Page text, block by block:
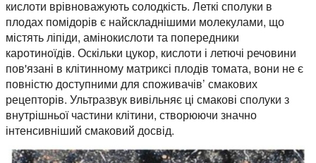
кислоти врівноважують солодкість. Леткі сполуки в
плодах помідорів є найскладнішими молекулами, що
містять ліпіди, амінокислоти та попередники
каротиноїдів. Оскільки цукор, кислоти і летючі речовини
пов'язані в клітинному матриксі плодів томата, вони не є
повністю доступними для споживачів’ смакових
рецепторів. Ультразвук вивільняє ці смакові сполуки з
внутрішньої частини клітини, створюючи значно
інтенсивніший смаковий досвід.